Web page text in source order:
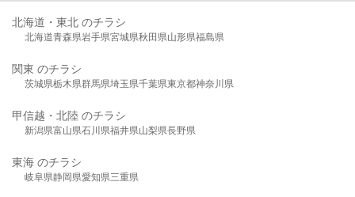
北海道・東北 のチラシ
北海道青森県岩手県宮城県秋田県山形県福島県
関東 のチラシ
茨城県栃木県群馬県埼玉県千葉県東京都神奈川県
甲信越・北陸 のチラシ
新潟県富山県石川県福井県山梨県長野県
東海 のチラシ
岐阜県静岡県愛知県三重県